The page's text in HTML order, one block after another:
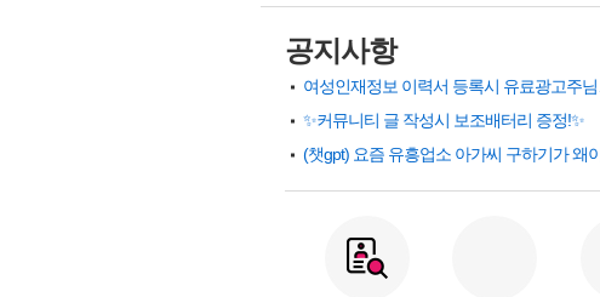
공지사항
✨커뮤니티 글 작성시 보조배터리 증정!✨